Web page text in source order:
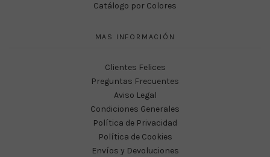
Catálogo por Colores
MAS INFORMACIÓN
Clientes Felices
Preguntas Frecuentes
Aviso Legal
Condiciones Generales
Política de Privacidad
Política de Cookies
Envíos y Devoluciones